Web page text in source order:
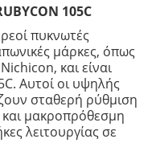
105C
πυκνωτές
μάρκες, όπως
και είναι
Αυτοί οι υψηλής
σταθερή ρύθμιση
μακροπρόθεσμη
λειτουργίας σε